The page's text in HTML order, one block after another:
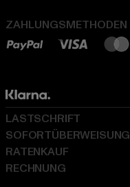
ZAHLUNGSMETHODEN
LASTSCHRIFT
SOFORTÜBERWEISUNG
RATENKAUF
RECHNUNG